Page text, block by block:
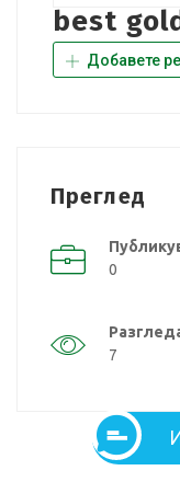
best
Добавете
Преглед
0
7